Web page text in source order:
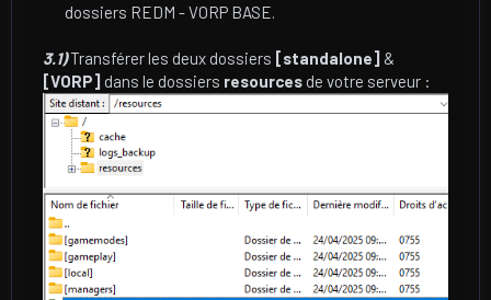
dossiers REDM - VORP BASE.​
3.1)Transférer les deux dossiers [standalone] &
[VORP] dans le dossiers resources de votre serveur :